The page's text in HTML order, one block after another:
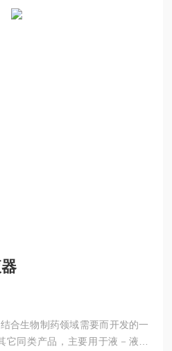
合生物制药领域需要而开发的一
同类产品，主要用于液－液萃